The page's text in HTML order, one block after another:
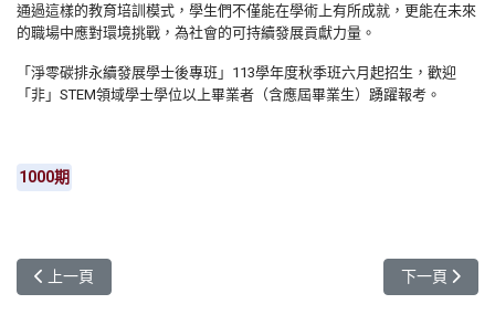
通過這樣的教育培訓模式，學生們不僅能在學術上有所成就，更能在未來
的職場中應對環境挑戰，為社會的可持續發展貢獻力量。
「淨零碳排永續發展學士後專班」113學年度秋季班六月起招生，歡迎
「非」STEM領域學士學位以上畢業者（含應屆畢業生）踴躍報考。
1000期
上一篇文章: 元智大學舉辦首屆EarthEver SDG創新創業競賽
上一頁 下一篇文章:
下一頁